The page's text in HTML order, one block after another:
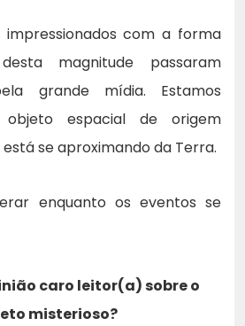
com a forma
magnitude passaram
grande mídia. Estamos
espacial de origem
se aproximando da Terra.
enquanto os eventos se
caro leitor(a) sobre o
misterioso?